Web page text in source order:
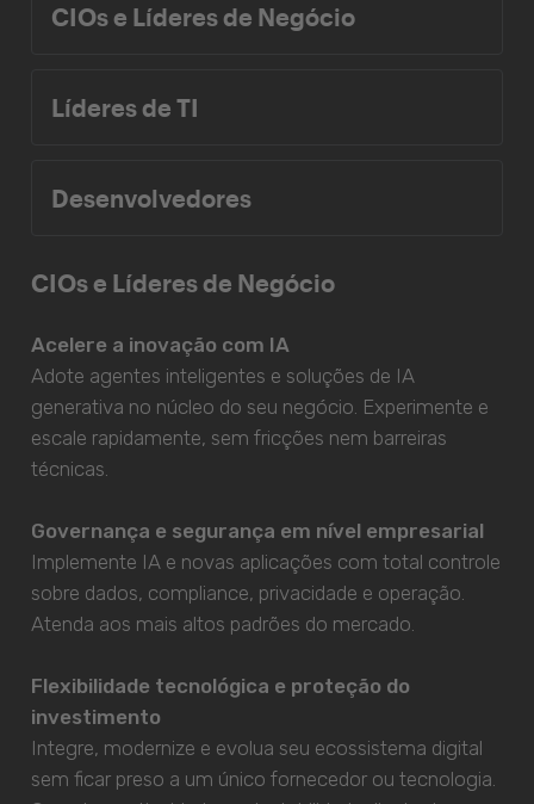
CIOs e Líderes de Negócio
Líderes de TI
Desenvolvedores
CIOs e Líderes de Negócio
Acelere a inovação com IA
Adote agentes inteligentes e soluções de IA
generativa no núcleo do seu negócio. Experimente e
escale rapidamente, sem fricções nem barreiras
técnicas.
Governança e segurança em nível empresarial
Implemente IA e novas aplicações com total controle
sobre dados, compliance, privacidade e operação.
Atenda aos mais altos padrões do mercado.
Flexibilidade tecnológica e proteção do
investimento
Integre, modernize e evolua seu ecossistema digital
sem ficar preso a um único fornecedor ou tecnologia.